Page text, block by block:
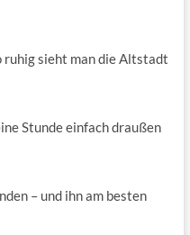
ruhig sieht man die Altstadt
Stunde einfach draußen
– und ihn am besten